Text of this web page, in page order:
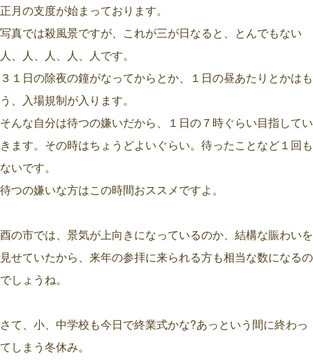
正月の支度が始まっております。
写真では殺風景ですが、これが三が日なると、とんでもない
人、人、人、人、人です。
３１日の除夜の鐘がなってからとか、１日の昼あたりとかはも
う、入場規制が入ります。
そんな自分は待つの嫌いだから、１日の７時ぐらい目指してい
きます。その時はちょうどよいぐらい。待ったことなど１回も
ないです。
待つの嫌いな方はこの時間おススメですよ。
酉の市では、景気が上向きになっているのか、結構な賑わいを
見せていたから、来年の参拝に来られる方も相当な数になるの
でしょうね。
さて、小、中学校も今日で終業式かな?あっという間に終わっ
てしまう冬休み。